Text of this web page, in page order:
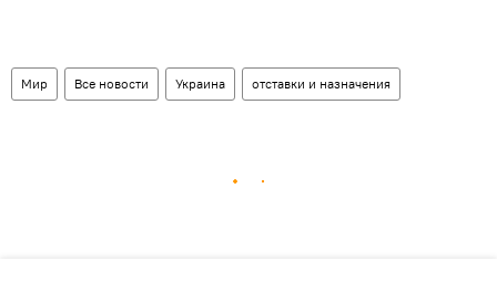
Мир Все новости Украина отставки и назначения